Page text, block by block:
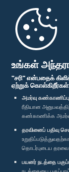
உங்கள்
"சரி" என்பதைக்
ஏற்றுக்
அமர்வு
ரீதியான
கண்காணிக்க
தரவினைப் பதிவு
தொடர்புடைய தரவை
பயனர் நடத்தை
முதற்பக்கம்
பாராளுமன்ற கையடக்க
எம்மை பின்தொடர்க :
விருதுகள்
தனியுரிமைக் கொள்கை